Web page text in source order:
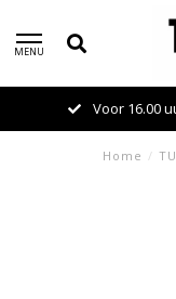
MENU
Voor 16.00
Home /